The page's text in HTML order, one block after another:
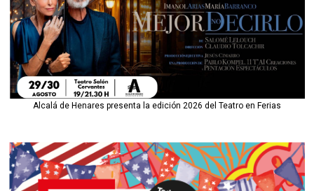
Alcalá de Henares presenta la edición 2026 del Teatro en Ferias